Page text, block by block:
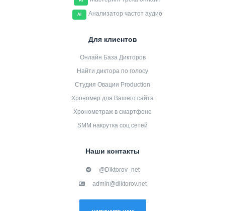
AI Анализатор частот аудио
Для клиентов
Онлайн База Дикторов
Найти диктора по голосу
Студия Овации Production
Хрономер для Вашего сайта
Хронометраж в смартфоне
SMM накрутка соц сетей
Наши контакты
@Diktorov_net
admin@diktorov.net